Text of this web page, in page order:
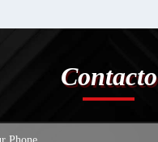
Contacto